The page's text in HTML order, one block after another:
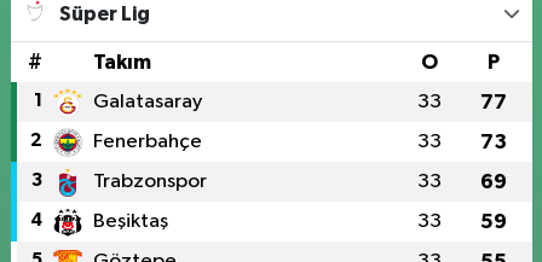
Süper Lig
# Takım O P
1 Galatasaray 33 77
2 Fenerbahçe 33 73
3 Trabzonspor 33 69
4 Beşiktaş 33 59